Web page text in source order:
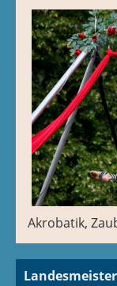
Akrobatik,